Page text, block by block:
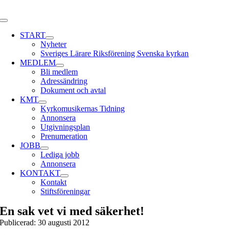
to
Toggle
NavigationSTART
Nyheter
Sveriges Lärare Riksförening Svenska kyrkan
MEDLEM
Bli medlem
Adressändring
Dokument och avtal
KMT
Kyrkomusikernas Tidning
Annonsera
Utgivningsplan
Prenumeration
JOBB
Lediga jobb
Annonsera
KONTAKT
Kontakt
Stiftsföreningar
En sak vet vi med säkerhet!
Publicerad: 30 augusti 2012